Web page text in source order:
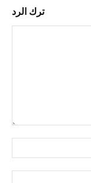
ترك الرد